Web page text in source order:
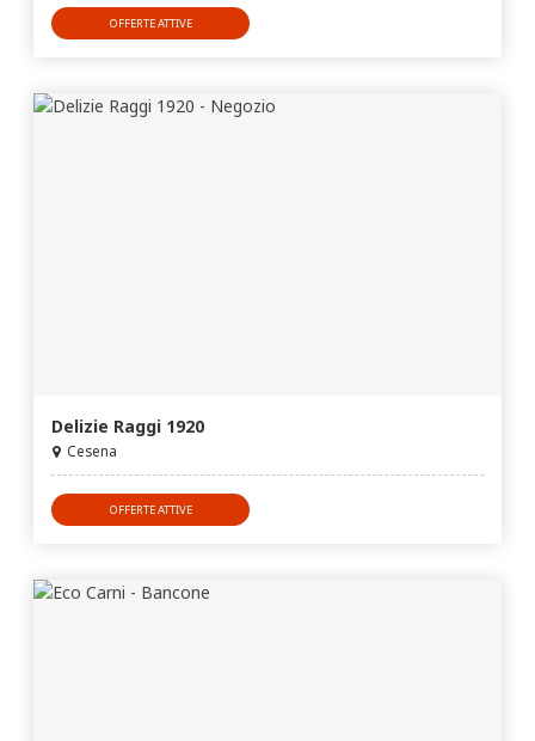
OFFERTE ATTIVE
Delizie Raggi 1920
Cesena
OFFERTE ATTIVE